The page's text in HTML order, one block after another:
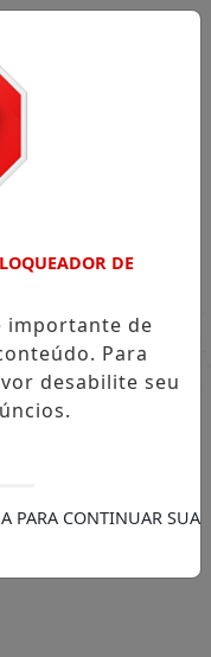
DE
importante de
Para
desabilite seu
PARA CONTINUAR SUA